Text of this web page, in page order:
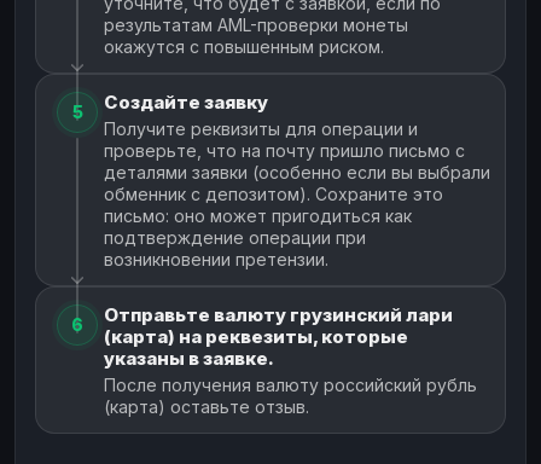
результатам AML-проверки монеты
окажутся с повышенным риском.
5 Создайте заявку
Получите реквизиты для операции и
проверьте, что на почту пришло письмо с
деталями заявки (особенно если вы выбрали
обменник с депозитом). Сохраните это
письмо: оно может пригодиться как
подтверждение операции при
возникновении претензии.
6
Отправьте валюту грузинский лари
(карта) на реквезиты, которые
указаны в заявке.
После получения валюту российский рубль
(карта) оставьте отзыв.